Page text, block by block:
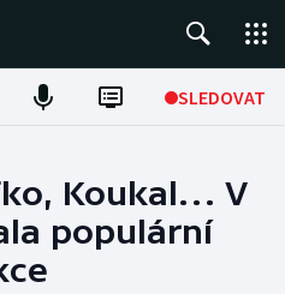
SLEDOVAT
Koukal… V
populární